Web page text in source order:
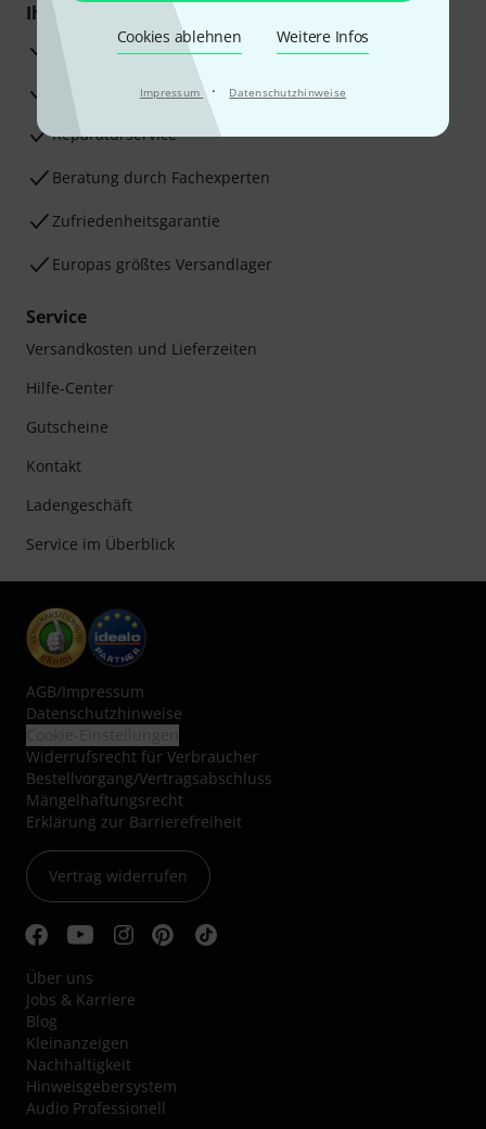
Cookies ablehnen Weitere Infos
Impressum · Datenschutzhinweise
Ihre Vorteile
3 Jahre Thomann Garantie
30 Tage Money-Back-Garantie
Reparaturservice
Beratung durch Fachexperten
Zufriedenheitsgarantie
Europas größtes Versandlager
Service
Versandkosten und Lieferzeiten
Hilfe-Center
Gutscheine
Kontakt
Ladengeschäft
Service im Überblick
AGB/Impressum
Datenschutzhinweise
Widerrufsrecht für Verbraucher
Bestellvorgang/Vertragsabschluss
Mängelhaftungsrecht
Erklärung zur Barrierefreiheit
Vertrag widerrufen
Über uns
Jobs & Karriere
Blog
Kleinanzeigen
Nachhaltigkeit
Hinweisgebersystem
Audio Professionell